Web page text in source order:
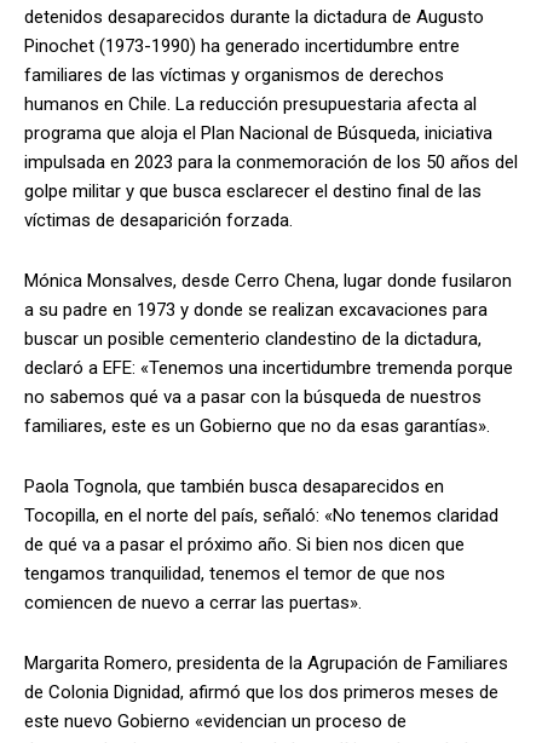
detenidos desaparecidos durante la dictadura de Augusto
Pinochet (1973-1990) ha generado incertidumbre entre
familiares de las víctimas y organismos de derechos
humanos en Chile. La reducción presupuestaria afecta al
programa que aloja el Plan Nacional de Búsqueda, iniciativa
impulsada en 2023 para la conmemoración de los 50 años del
golpe militar y que busca esclarecer el destino final de las
víctimas de desaparición forzada.
Mónica Monsalves, desde Cerro Chena, lugar donde fusilaron
a su padre en 1973 y donde se realizan excavaciones para
buscar un posible cementerio clandestino de la dictadura,
declaró a EFE: «Tenemos una incertidumbre tremenda porque
no sabemos qué va a pasar con la búsqueda de nuestros
familiares, este es un Gobierno que no da esas garantías».
Paola Tognola, que también busca desaparecidos en
Tocopilla, en el norte del país, señaló: «No tenemos claridad
de qué va a pasar el próximo año. Si bien nos dicen que
tengamos tranquilidad, tenemos el temor de que nos
comiencen de nuevo a cerrar las puertas».
Margarita Romero, presidenta de la Agrupación de Familiares
de Colonia Dignidad, afirmó que los dos primeros meses de
este nuevo Gobierno «evidencian un proceso de